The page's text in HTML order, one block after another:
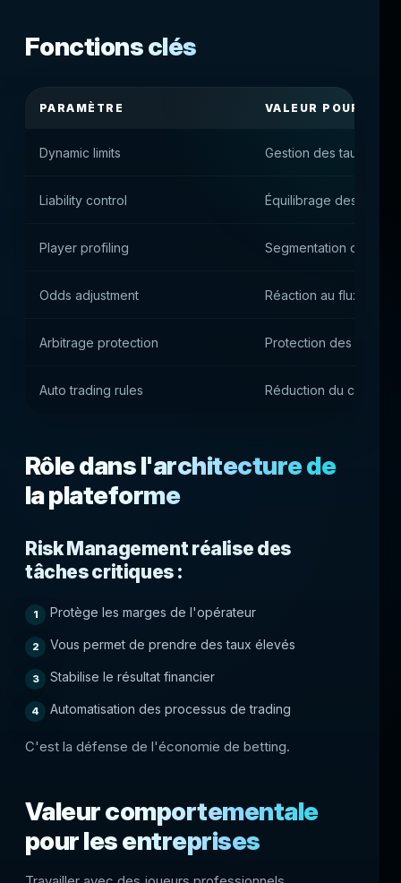
Fonctions clés
PARAMÈTRE VALEUR POUR LA
Dynamic limits Gestion des taux
Liability control Équilibrage des
Player profiling Segmentation des
Odds adjustment Réaction au flux de
Arbitrage protection Protection des marges
Auto trading rules Réduction du contrôle
Rôle dans l'architecture de
la plateforme
Risk Management réalise des
tâches critiques :
Protège les marges de l'opérateur
Vous permet de prendre des taux élevés
Stabilise le résultat financier
Automatisation des processus de trading
C'est la défense de l'économie de betting.
Valeur comportementale
pour les entreprises